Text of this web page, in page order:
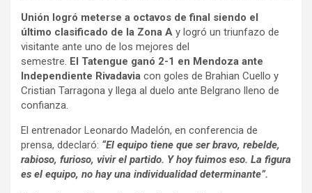
Unión logró meterse a octavos de final siendo el
último clasificado de la Zona A y logró un triunfazo de
visitante ante uno de los mejores del
semestre. El Tatengue ganó 2-1 en Mendoza ante
Independiente Rivadavia con goles de Brahian Cuello y
Cristian Tarragona y llega al duelo ante Belgrano lleno de
confianza.
El entrenador Leonardo Madelón, en conferencia de
prensa, ddeclaró: “El equipo tiene que ser bravo, rebelde,
rabioso, furioso, vivir el partido. Y hoy fuimos eso. La figura
es el equipo, no hay una individualidad determinante”.